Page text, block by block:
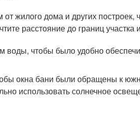
жилого дома и других построек,
расстояние до границ участка
воды, чтобы было удобно
окна бани были обращены к
использовать солнечное